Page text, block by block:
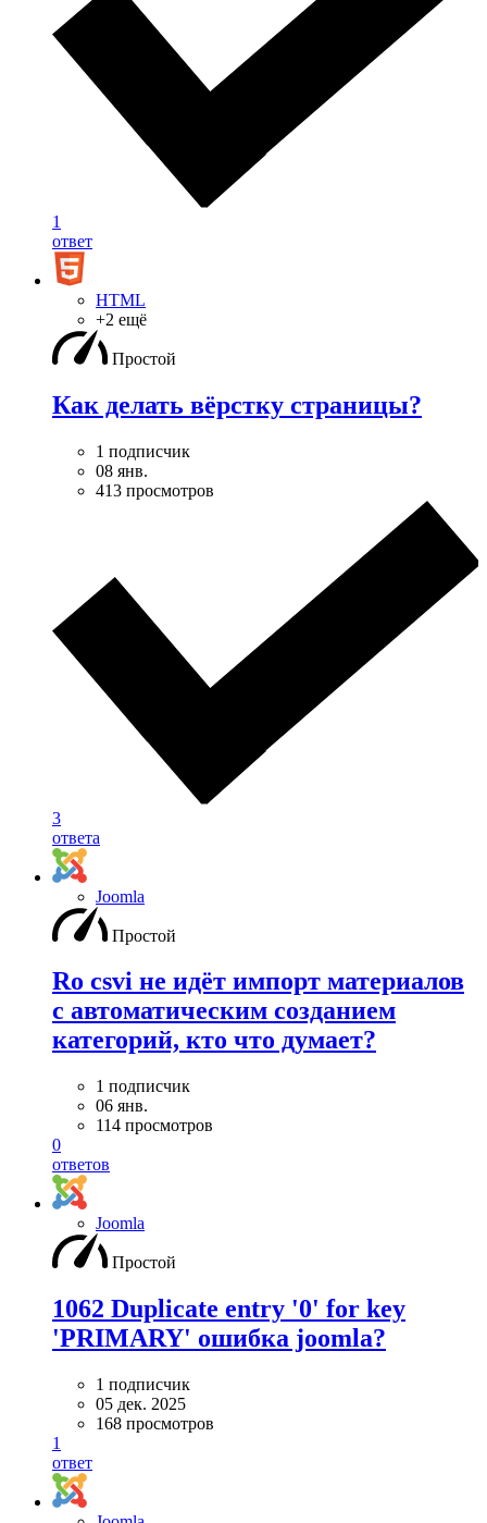
1
ответ
HTML
+2 ещё
Простой
Как делать вёрстку страницы?
1 подписчик
08 янв.
413 просмотров
3
ответа
Joomla
Простой
Ro csvi не идёт импорт материалов
с автоматическим созданием
категорий, кто что думает?
1 подписчик
06 янв.
114 просмотров
0
ответов
Joomla
Простой
1062 Duplicate entry '0' for key
'PRIMARY' ошибка joomla?
1 подписчик
05 дек. 2025
168 просмотров
1
ответ